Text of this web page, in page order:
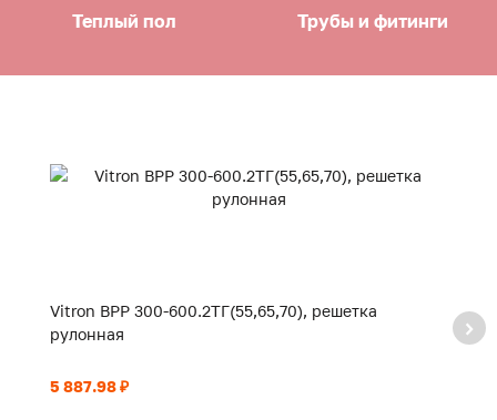
Теплый пол Трубы и фитинги
Vitron ВРР 300-600.2ТГ(55,65,70), решетка
рулонная
5 887.98 ₽